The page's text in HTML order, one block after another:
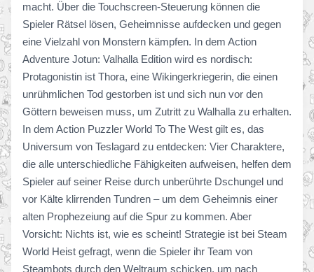
macht. Über die Touchscreen-Steuerung können die
Spieler Rätsel lösen, Geheimnisse aufdecken und gegen
eine Vielzahl von Monstern kämpfen. In dem Action
Adventure Jotun: Valhalla Edition wird es nordisch:
Protagonistin ist Thora, eine Wikingerkriegerin, die einen
unrühmlichen Tod gestorben ist und sich nun vor den
Göttern beweisen muss, um Zutritt zu Walhalla zu erhalten.
In dem Action Puzzler World To The West gilt es, das
Universum von Teslagard zu entdecken: Vier Charaktere,
die alle unterschiedliche Fähigkeiten aufweisen, helfen dem
Spieler auf seiner Reise durch unberührte Dschungel und
vor Kälte klirrenden Tundren – um dem Geheimnis einer
alten Prophezeiung auf die Spur zu kommen. Aber
Vorsicht: Nichts ist, wie es scheint! Strategie ist bei Steam
World Heist gefragt, wenn die Spieler ihr Team von
Steambots durch den Weltraum schicken, um nach